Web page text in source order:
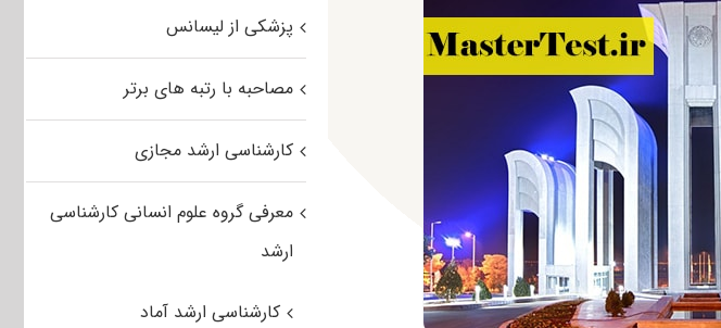
پزشکی از لیسانس
مصاحبه با رتبه های برتر
کارشناسی ارشد مجازی
معرفی گروه علوم انسانی کارشناسی
ارشد
کارشناسی ارشد آماد